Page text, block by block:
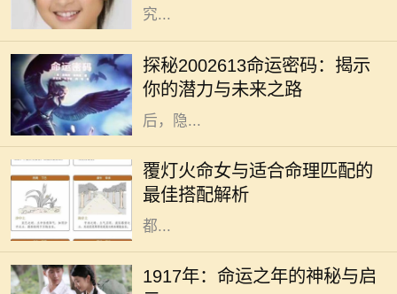
究...
探秘2002613命运密码：揭示
你的潜力与未来之路
在中国传统命理学中，数字常常承载
着深厚的文化象征与个人命运的微妙
联系。今天我们将要探讨的数字是
2002613，这个单一的数字组合背
后，隐...
覆灯火命女与适合命理匹配的
最佳搭配解析
在中国传统命理学中，命理之间的配
合常常决定了一个人的运势与生活发
展。而覆灯火命女作为独特的命理类
型，其性格特征、人生观念和价值观
都...
1917年：命运之年的神秘与启
1917年，这一年在历史的长河中显得
格外引人注目。在这一年中，发生了
许多影响深远的事件，尽管我们在这